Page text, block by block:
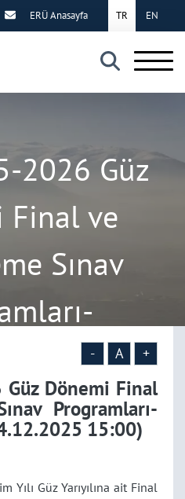
×
TR EN
ERÜ Anasayfa
2026 Güz
Final ve
Sınav
15:00)
- A +
Dönemi Final
Programları-
15:00)
Güz Yarıyılına ait Final